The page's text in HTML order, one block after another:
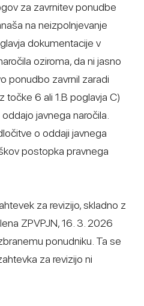
za zavrnitev ponudbe
na neizpolnjevanje
dokumentacije v
oziroma, da ni jasno
ponudbo zavrnil zaradi
točke 6 ali 1.B poglavja C)
javnega naročila.
o oddaji javnega
postopka pravnega
za revizijo, skladno z
ZPVPJN, 16. 3. 2026
ponudniku. Ta se
za revizijo ni